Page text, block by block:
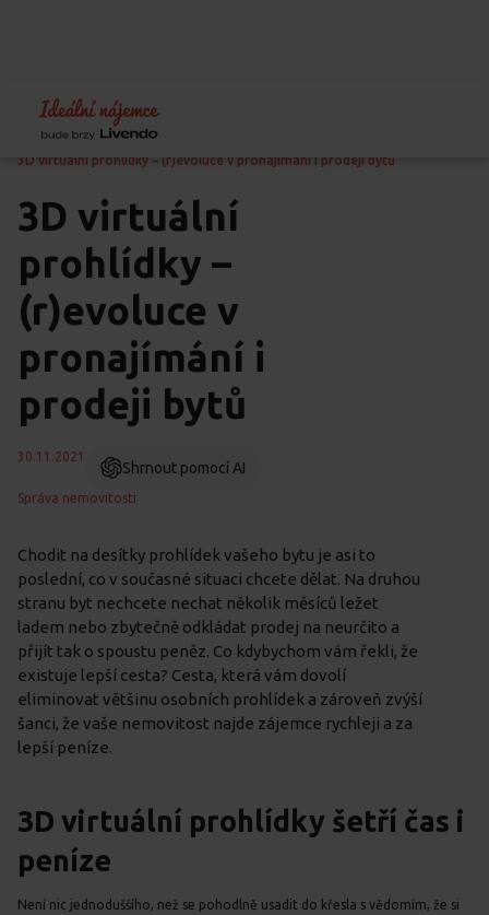
Home Blog
Jak pronajímat byt
3D virtuální prohlídky – (r)evoluce v pronajímání i prodeji bytů
3D virtuální
prohlídky –
(r)evoluce v
pronajímání i
prodeji bytů
30.11.2021
Shrnout pomocí AI
Správa nemovitosti
Chodit na desítky prohlídek vašeho bytu je asi to
poslední, co v současné situaci chcete dělat. Na druhou
stranu byt nechcete nechat několik měsíců ležet
ladem nebo zbytečně odkládat prodej na neurčito a
přijít tak o spoustu peněz. Co kdybychom vám řekli, že
existuje lepší cesta? Cesta, která vám dovolí
eliminovat většinu osobních prohlídek a zároveň zvýší
šanci, že vaše nemovitost najde zájemce rychleji a za
lepší peníze.
3D virtuální prohlídky šetří čas i
peníze
Není nic jednoduššího, než se pohodlně usadit do křesla s vědomím, že si